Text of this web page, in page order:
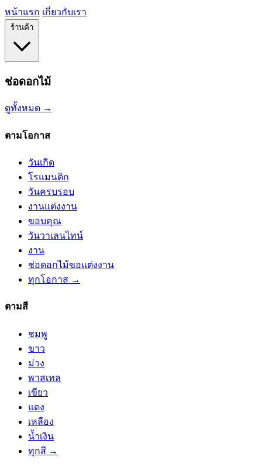
หน้าแรก เกี่ยวกับเรา
ร้านค้า
ช่อดอกไม้
ดูทั้งหมด →
ตามโอกาส
วันเกิด
โรแมนติก
วันครบรอบ
งานแต่งงาน
ขอบคุณ
วันวาเลนไทน์
งาน
ช่อดอกไม้ขอแต่งงาน
ทุกโอกาส →
ตามสี
ชมพู
ขาว
ม่วง
พาสเทล
เขียว
แดง
เหลือง
น้ำเงิน
ทุกสี →